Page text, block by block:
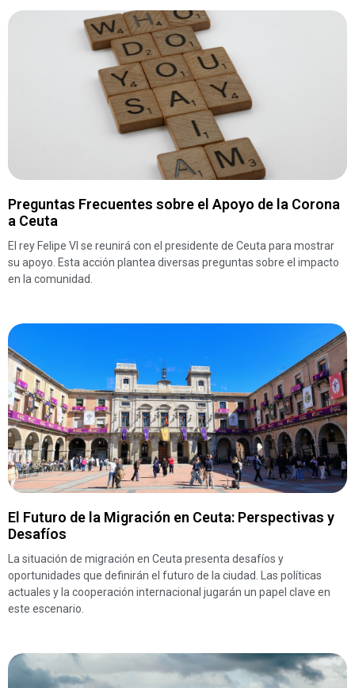
Preguntas Frecuentes sobre el Apoyo de la Corona
a Ceuta
El rey Felipe VI se reunirá con el presidente de Ceuta para mostrar
su apoyo. Esta acción plantea diversas preguntas sobre el impacto
en la comunidad.
El Futuro de la Migración en Ceuta: Perspectivas y
Desafíos
La situación de migración en Ceuta presenta desafíos y
oportunidades que definirán el futuro de la ciudad. Las políticas
actuales y la cooperación internacional jugarán un papel clave en
este escenario.